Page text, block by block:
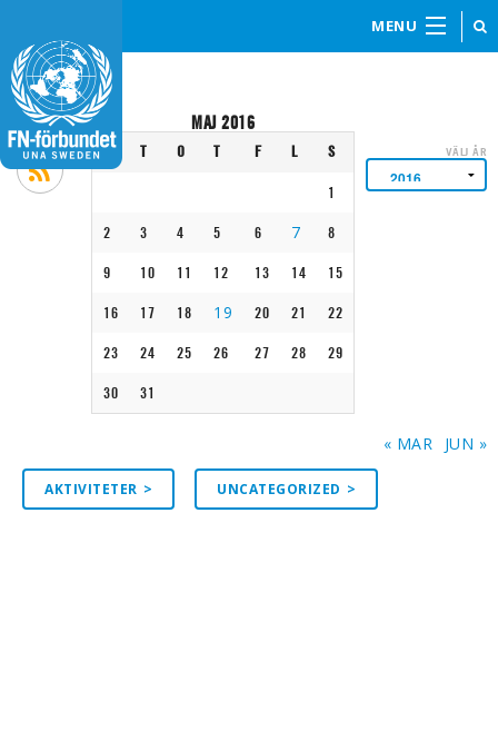
MENU
VÄLJ ÅR
MAJ 2016
M T O T F L S
1
2 3 4 5 6 7 8
9 10 11 12 13 14 15
16 17 18 19 20 21 22
23 24 25 26 27 28 29
30 31
« MAR JUN »
AKTIVITETER UNCATEGORIZED